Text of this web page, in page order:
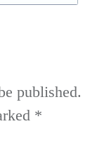
published.
*